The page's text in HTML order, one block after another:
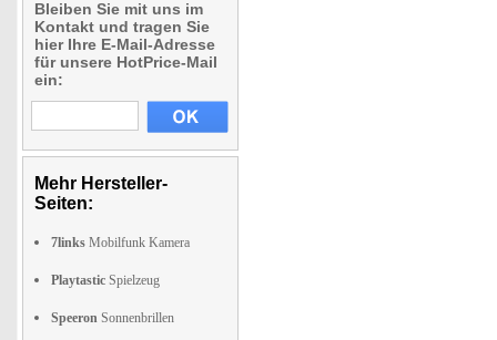
Bleiben Sie mit uns im
Kontakt und tragen Sie
hier Ihre E-Mail-Adresse
für unsere HotPrice-Mail
ein:
Mehr Hersteller-
Seiten:
7links Mobilfunk Kamera
Playtastic Spielzeug
Speeron Sonnenbrillen